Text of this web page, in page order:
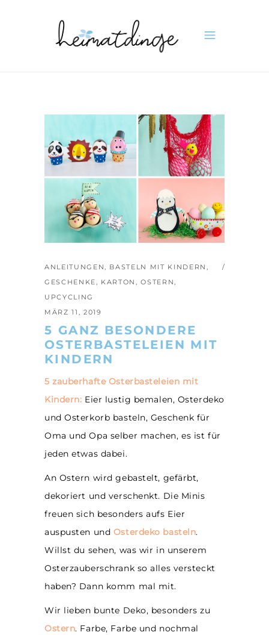
ANLEITUNGEN, BASTELN MIT KINDERN ,
GESCHENKE, KARTON,OSTERN,
UPCYCLING
MÄRZ 11, 2019
5 GANZ BESONDERE
OSTERBASTELEIEN MIT
KINDERN
5 zauberhafte Osterbasteleien mit
Kindern: Eier lustig bemalen, Osterdeko
und Osterkorb basteln, Geschenk für
Oma und Opa selber machen, es ist für
jeden etwas dabei.
An Ostern wird gebastelt, gefärbt,
dekoriert und verschenkt. Die Minis
freuen sich besonders aufs Eier
auspusten und Osterdeko basteln.
Willst du sehen, was wir in unserem
Osterzauberschrank so alles versteckt
haben? Dann komm mal mit.
Wir lieben bunte Deko, besonders zu
Ostern. Farbe, Farbe und nochmal